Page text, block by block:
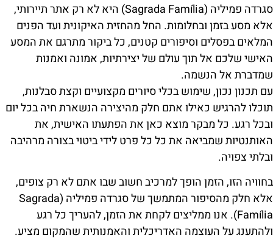
סגרדה פמיליה (Sagrada Família) היא לא רק אתר תיירותי,
אלא מסע בזמן ובחלומות. החל מהחזית האיקונית ועד הפנים
המלאים בפסלים וסיפורים קטנים, כל ביקור מתרגם את המסע
האישי שלכם אל תוך עולם של יצירתיות, אמונה ואמנות
שמדברת אל הנשמה.
עם תכנון נכון, שימוש בכלי סיורים מקצועיים וקצת סבלנות,
תוכלו להרגיש כאילו אתם חלק מהיצירה הנשארת חיה בכל יום
ובכל רגע. כל מבקר מוצא כאן את הפתעתו האישית, את
האותנטיות שמביאה את כל כל פרט לידי ביטוי בצורה מרהיבה
ובלתי צפויה.
בחוויה הזו, הזמן הופך למרכיב חשוב שבו אתם לא רק צופים,
אלא חלק מהסיפור המתמשך של סגרדה פמיליה (Sagrada
Família). אנו ממליצים לקחת את הזמן, להעריך כל רגע
ולהתענג על העוצמה האדריכלית והאמנותית שהמקום מציע.